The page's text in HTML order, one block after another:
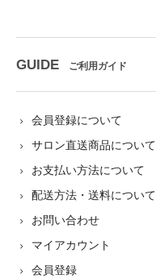
GUIDE ご利用ガイド
会員登録について
サロン直送商品について
お支払い方法について
配送方法・送料について
お問い合わせ
マイアカウント
会員登録